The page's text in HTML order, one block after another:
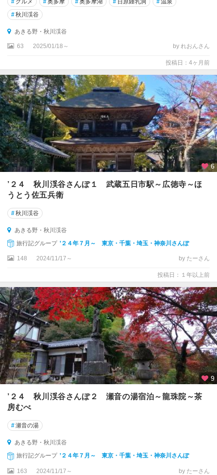
# グルメ #奥多摩 #奥多摩湖 # 日原鍾乳洞 #温泉
#秋川渓谷
あきる野・秋川渓谷
63 2025/01/18～ by れおんさん
投稿日：4ヶ月前
6
’２４ 秋川渓谷さんぽ１ 武蔵五日市駅～広徳寺～ほ
うとう佐五兵衛
#秋川渓谷
あきる野・秋川渓谷
旅行記グループ ’２４年７月～ 東京・千葉・埼玉・神奈川さんぽ
148 2024/11/17～ by たーさん
投稿日：１年以上前
9
’２４ 秋川渓谷さんぽ２ 瀬音の湯宿泊～龍珠院～茶
房むべ
#瀬音の湯
あきる野・秋川渓谷
旅行記グループ ’２４年７月～ 東京・千葉・埼玉・神奈川さんぽ
163 2024/11/17～ by たーさん